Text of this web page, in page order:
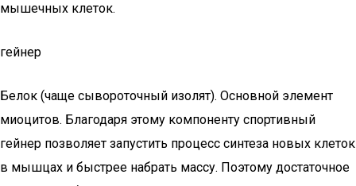
мышечных клеток.
гейнер
Белок (чаще сывороточный изолят). Основной элемент
миоцитов. Благодаря этому компоненту спортивный
гейнер позволяет запустить процесс синтеза новых клеток
в мышцах и быстрее набрать массу. Поэтому достаточное